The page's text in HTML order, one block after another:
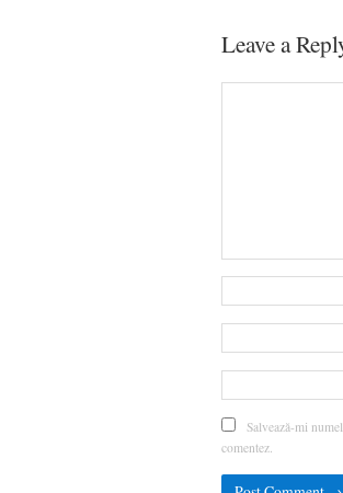
Leave a
Salvează-mi
comentez.